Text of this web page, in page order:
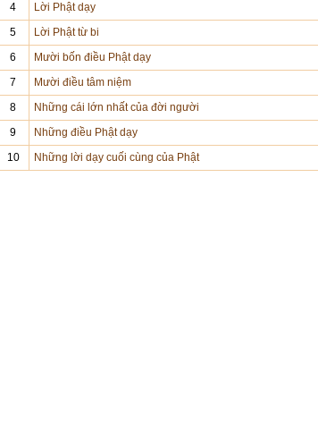
4
Lời Phật dạy
5
Lời Phật từ bi
6
Mười bốn điều Phật dạy
7
Mười điều tâm niệm
8
Những cái lớn nhất của đời người
9
Những điều Phật dạy
10
Những lời dạy cuối cùng của Phật